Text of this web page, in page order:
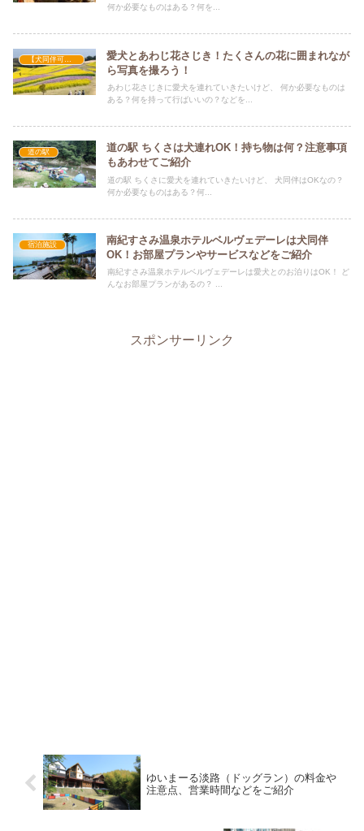
何か必要なものはある？何を...
愛犬とあわじ花さじき！たくさんの花に囲まれなが
ら写真を撮ろう！
あわじ花さじきに愛犬を連れていきたいけど、 何か必要なものは
ある？何を持って行ばいいの？などを...
道の駅
道の駅 ちくさは犬連れOK！持ち物は何？注意事項
もあわせてご紹介
道の駅 ちくさに愛犬を連れていきたいけど、 犬同伴はOKなの？
何か必要なものはある？何...
宿泊施設
南紀すさみ温泉ホテルベルヴェデーレは犬同伴
OK！お部屋プランやサービスなどをご紹介
南紀すさみ温泉ホテルベルヴェデーレは愛犬とのお泊りはOK！ ど
んなお部屋プランがあるの？ ...
スポンサーリンク
ゆいまーる淡路（ドッグラン）の料金や
注意点、営業時間などをご紹介